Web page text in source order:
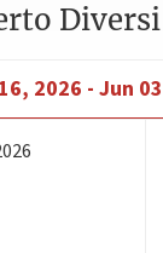
Diversi
2026 - Jun